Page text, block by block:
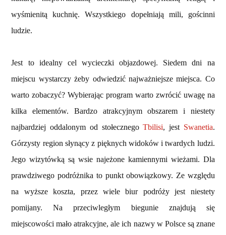
wyśmienitą kuchnię. Wszystkiego dopełniają mili, gościnni
ludzie.
Jest to idealny cel wycieczki objazdowej. Siedem dni na
miejscu wystarczy żeby odwiedzić najważniejsze miejsca. Co
warto zobaczyć? Wybierając program warto zwrócić uwagę na
kilka elementów. Bardzo atrakcyjnym obszarem i niestety
najbardziej oddalonym od stołecznegoTbilisi, jest Swanetia.
Górzysty region słynący z pięknych widoków i twardych ludzi.
Jego wizytówką są wsie najeżone kamiennymi wieżami. Dla
prawdziwego podróżnika to punkt obowiązkowy. Ze względu
na wyższe koszta, przez wiele biur podróży jest niestety
pomijany. Na przeciwległym biegunie znajdują się
miejscowości mało atrakcyjne, ale ich nazwy w Polsce są znane